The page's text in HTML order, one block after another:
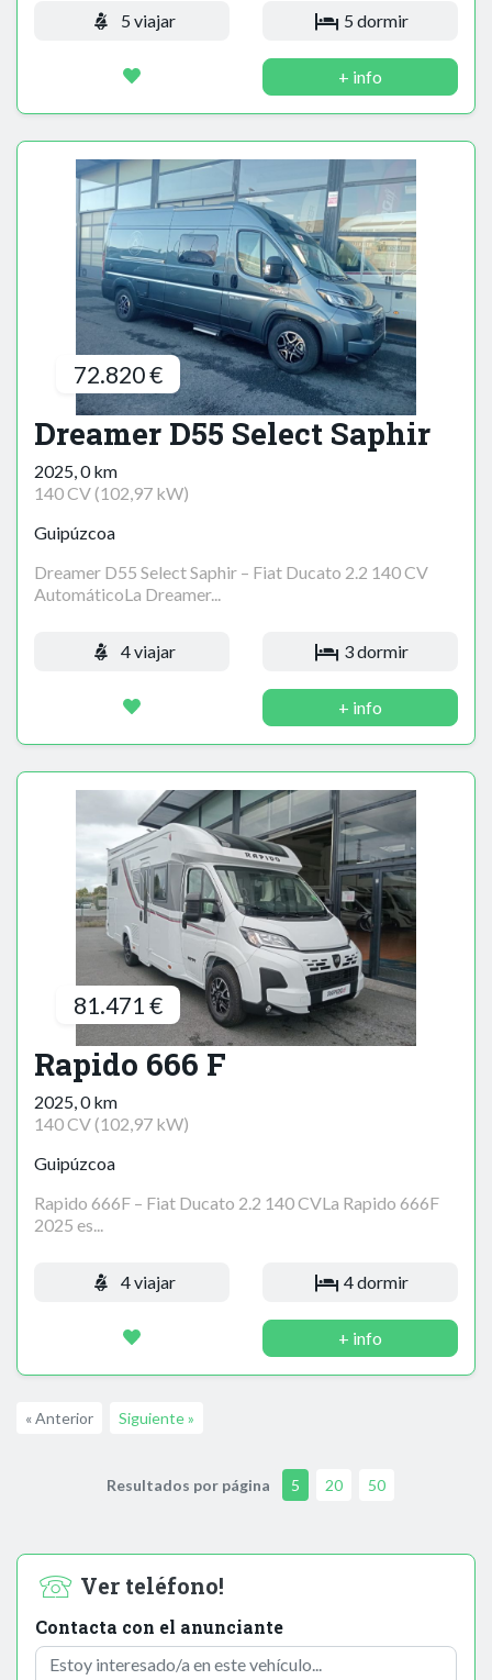
5 viajar 5 dormir
+ info
72.820 €
Dreamer D55 Select Saphir
2025, 0 km
140 CV (102,97 kW)
Guipúzcoa
Dreamer D55 Select Saphir – Fiat Ducato 2.2 140 CV
AutomáticoLa Dreamer...
4 viajar 3 dormir
+ info
81.471 €
Rapido 666 F
2025, 0 km
140 CV (102,97 kW)
Guipúzcoa
Rapido 666F – Fiat Ducato 2.2 140 CVLa Rapido 666F
2025 es...
4 viajar 4 dormir
+ info
« Anterior Siguiente »
Resultados por página 5 20 50
Ver teléfono!
Contacta con el anunciante